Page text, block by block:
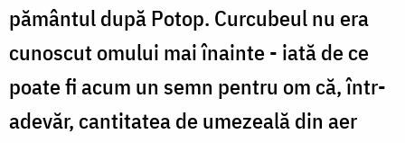
pământul după Potop. Curcubeul nu era
cunoscut omului mai înainte - iată de ce
poate fi acum un semn pentru om că, într-
adevăr, cantitatea de umezeală din aer